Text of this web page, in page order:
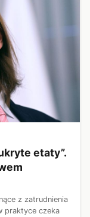
etaty”.
z zatrudnienia
praktyce czeka